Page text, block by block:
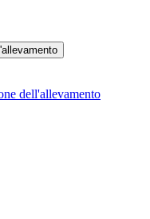
dell'allevamento